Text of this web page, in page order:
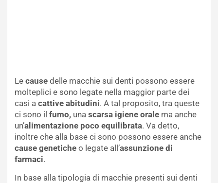
Le cause delle macchie sui denti possono essere
molteplici e sono legate nella maggior parte dei
casi a cattive abitudini. A tal proposito, tra queste
ci sono il fumo, una scarsa igiene orale ma anche
un’alimentazione poco equilibrata. Va detto,
inoltre che alla base ci sono possono essere anche
cause genetiche o legate all’assunzione di
farmaci.
In base alla tipologia di macchie presenti sui denti